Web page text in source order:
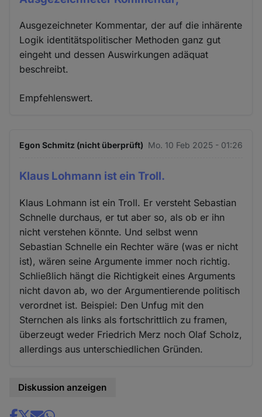
Ausgezeichneter Kommentar, der auf die inhärente
Logik identitätspolitischer Methoden ganz gut
eingeht und dessen Auswirkungen adäquat
beschreibt.
Empfehlenswert.
Egon Schmitz (nicht überprüft) Mo. 10 Feb 2025 - 01:26
Klaus Lohmann ist ein Troll.
Klaus Lohmann ist ein Troll. Er versteht Sebastian
Schnelle durchaus, er tut aber so, als ob er ihn
nicht verstehen könnte. Und selbst wenn
Sebastian Schnelle ein Rechter wäre (was er nicht
ist), wären seine Argumente immer noch richtig.
Schließlich hängt die Richtigkeit eines Arguments
nicht davon ab, wo der Argumentierende politisch
verordnet ist. Beispiel: Den Unfug mit den
Sternchen als links als fortschrittlich zu framen,
überzeugt weder Friedrich Merz noch Olaf Scholz,
allerdings aus unterschiedlichen Gründen.
Diskussion anzeigen